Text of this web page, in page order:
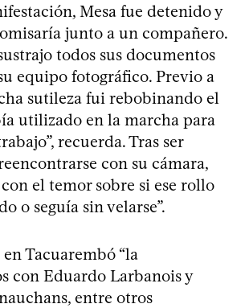
Mesa fue detenido y
junto a un compañero.
todos sus documentos
equipo fotográfico. Previo a
sutileza fui rebobinando el
utilizado en la marcha para
recuerda. Tras ser
con su cámara,
el temor sobre si ese rollo
o seguía sin velarse”.
Tacuarembó “la
con Eduardo Larbanois y
entre otros